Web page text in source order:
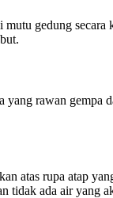
gedung
rawan
atas rupa atap
tidak ada air yang